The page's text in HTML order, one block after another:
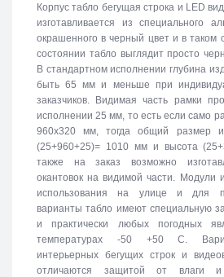
Корпус табло бегущая строка и LED
изготавливается из специального
окрашенного в черный цвет и в таком
состоянии табло выглядит просто
В стандартном исполнении глубина
быть 65 мм и меньше при
заказчиков. Видимая часть рамки
исполнении 25 мм, то есть если само
960х320 мм, тогда общий размер
(25+960+25)= 1010 мм и высота
также на заказ возможно
окантовок на видимой части. Модули
использования на улице и для
варианты табло имеют специальную
и практически любых погодных
температурах -50 +50 C.
интерьерных бегущих строк и
отличаются защитой от влаги и